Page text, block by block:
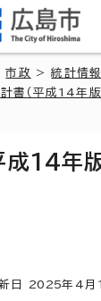
市政 >統計情報
書（平成14年版
成14年
日 2025年4月